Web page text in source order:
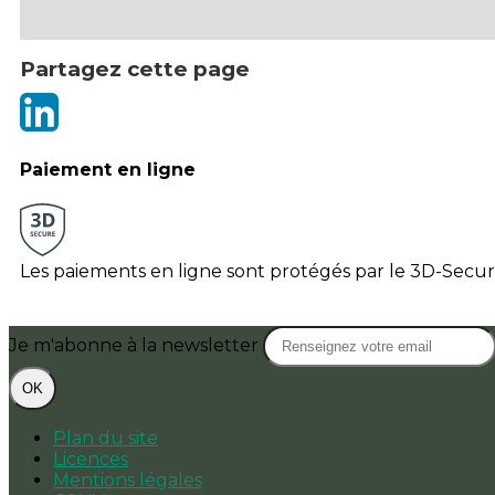
Partagez cette page
Paiement en ligne
Les paiements en ligne sont protégés par le 3D-
Je m'abonne à la newsletter
OK
Plan du site
Licences
Mentions légales